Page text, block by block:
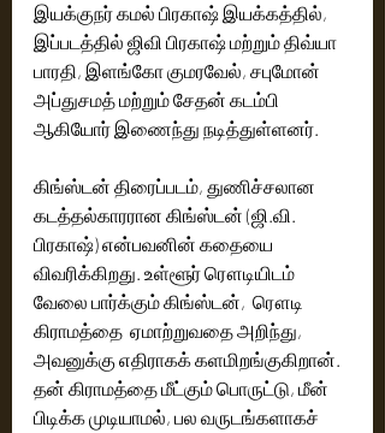
இயக்குநர் கமல் பிரகாஷ் இயக்கத்தில்,
இப்படத்தில் ஜிவி பிரகாஷ் மற்றும் திவ்யா
பாரதி, இளங்கோ குமரவேல், சபுமோன்
அப்துசமத் மற்றும் சேதன் கடம்பி
ஆகியோர் இணைந்து நடித்துள்ளனர்.
கிங்ஸ்டன் திரைப்படம், துணிச்சலான
கடத்தல்காரரான கிங்ஸ்டன் (ஜி.வி.
பிரகாஷ்) என்பவனின் கதையை
விவரிக்கிறது. உள்ளூர் ரௌடியிடம்
வேலை பார்க்கும் கிங்ஸ்டன்,  ரௌடி
கிராமத்தை  ஏமாற்றுவதை அறிந்து,
அவனுக்கு எதிராகக் களமிறங்குகிறான்.
தன் கிராமத்தை மீட்கும் பொருட்டு, மீன்
பிடிக்க முடியாமல், பல வருடங்களாகச்